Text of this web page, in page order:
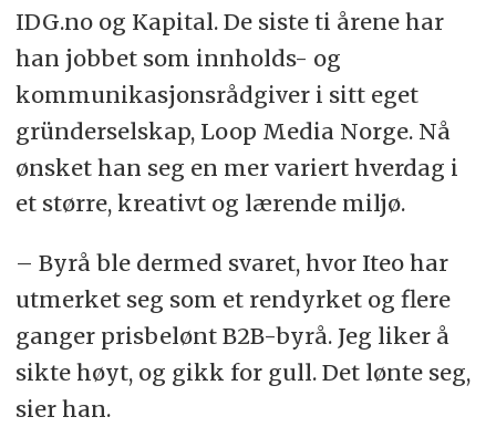
IDG.no og Kapital. De siste ti årene har
han jobbet som innholds- og
kommunikasjonsrådgiver i sitt eget
gründerselskap, Loop Media Norge. Nå
ønsket han seg en mer variert hverdag i
et større, kreativt og lærende miljø.
– Byrå ble dermed svaret, hvor Iteo har
utmerket seg som et rendyrket og flere
ganger prisbelønt B2B-byrå. Jeg liker å
sikte høyt, og gikk for gull. Det lønte seg,
sier han.